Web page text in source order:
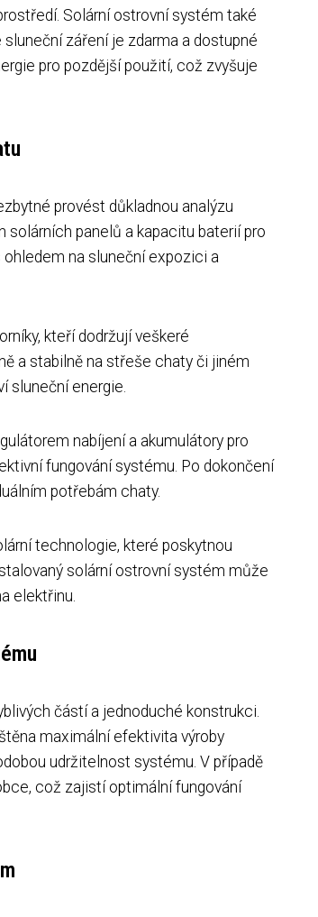
Solární ostrovní systém také
záření je zdarma a dostupné
pro pozdější použití, což zvyšuje
provést důkladnou analýzu
solárních panelů a kapacitu baterií pro
na sluneční expozici a
kteří dodržují veškeré
a stabilně na střeše chaty či jiném
sluneční energie.
nabíjení a akumulátory pro
fungování systému. Po dokončení
potřebám chaty.
technologie, které poskytnou
solární ostrovní systém může
elektřinu.
částí a jednoduché konstrukci.
maximální efektivita výroby
udržitelnost systému. V případě
což zajistí optimální fungování